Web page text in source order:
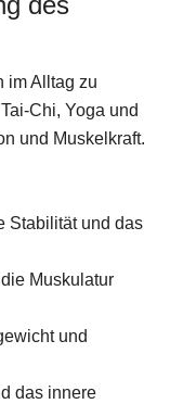
im Alltag zu
Chi, Yoga und
und Muskelkraft.
Stabilität und das
Muskulatur
und
das innere